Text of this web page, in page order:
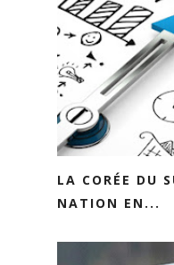
LA CORÉE DU
NATION EN...